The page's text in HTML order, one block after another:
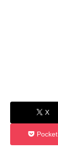
X
Pocket